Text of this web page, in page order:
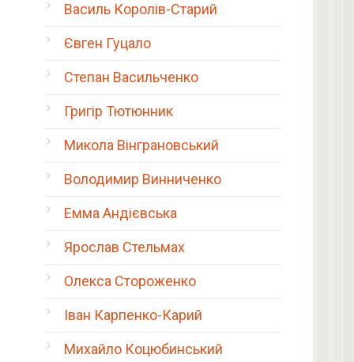
Василь Королів-Старий
Євген Гуцало
Степан Васильченко
Григір Тютюнник
Микола Вінграновський
Володимир Винниченко
Емма Андієвська
Ярослав Стельмах
Олекса Стороженко
Іван Карпенко-Карий
Михайло Коцюбинський